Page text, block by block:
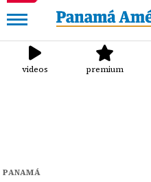
videos premium
PANAMÁ